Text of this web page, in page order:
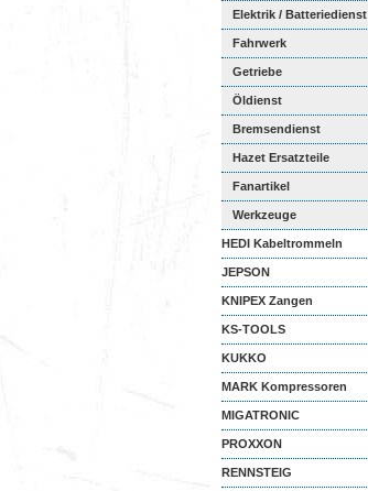
Elektrik / Batteriedienst
Fahrwerk
Getriebe
Öldienst
Bremsendienst
Hazet Ersatzteile
Fanartikel
Werkzeuge
HEDI Kabeltrommeln
JEPSON
KNIPEX Zangen
KS-TOOLS
KUKKO
MARK Kompressoren
MIGATRONIC
PROXXON
RENNSTEIG